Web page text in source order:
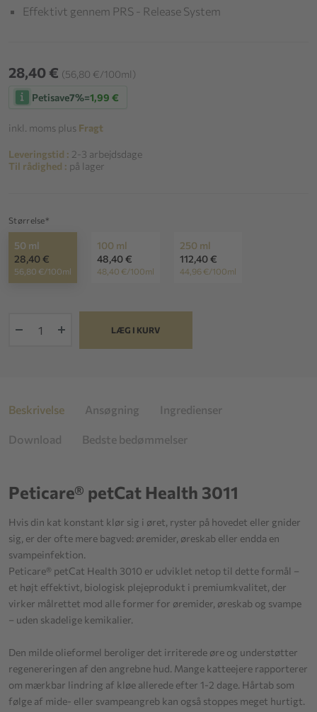
Effektivt gennem PRS - Release System
28,40 € (56,80 €/100ml)
Petisave7%=1,99 €
inkl. moms plus Fragt
Leveringstid : 2-3 arbejdsdage
Til rådighed : på lager
Størrelse*
50 ml
28,40 €
56,80 €/100ml
100 ml
48,40 €
48,40 €/100ml
250 ml
112,40 €
44,96 €/100ml
LÆG I KURV
Beskrivelse Ansøgning Ingredienser
Download Bedste bedømmelser
Peticare® petCat Health 3011
Hvis din kat konstant klør sig i øret, ryster på hovedet eller gnider
sig, er der ofte mere bagved: øremider, øreskab eller endda en
svampeinfektion.
Peticare® petCat Health 3010 er udviklet netop til dette formål –
et højt effektivt, biologisk plejeprodukt i premiumkvalitet, der
virker målrettet mod alle former for øremider, øreskab og svampe
– uden skadelige kemikalier.
Den milde olieformel beroliger det irriterede øre og understøtter
regenereringen af den angrebne hud. Mange katteejere rapporterer
om mærkbar lindring af kløe allerede efter 1-2 dage. Hårtab som
følge af mide- eller svampeangreb kan også stoppes meget hurtigt.